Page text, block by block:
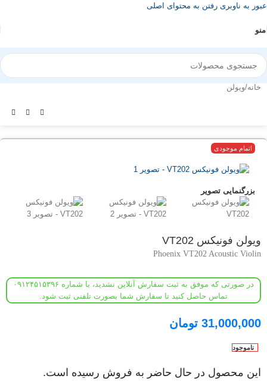
عبور به ناوبری رفتن به محتوای اصلی
منو
خانه/ویولن
اتمام موجودی
بزرگنمایی تصویر
ویولن فونیکس VT202
Phoenix VT202 Acoustic Violin
در صورتی که موفق به ثبت سفارش آنلاین نشدید، با شماره ۰۹۱۲۴۵۱۵۳۹۶
تماس حاصل کنید تا سفارش شما بصورت تلفنی ثبت شود.
31,000,000 تومان
ناموجود
این محصول در حال حاضر به فروش رسیده است.